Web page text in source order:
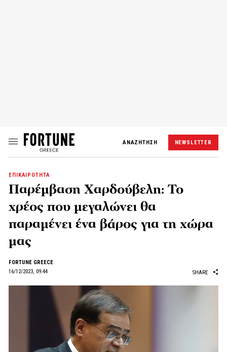
ΑΝΑΖΗΤΗΣΗ NEWSLETTER
ΕΠΙΚΑΙΡΟΤΗΤΑ
Παρέμβαση Χαρδούβελη: Το
χρέος που μεγαλώνει θα
παραμένει ένα βάρος για τη χώρα
μας
FORTUNE GREECE
16/12/2023, 09:44
SHARE